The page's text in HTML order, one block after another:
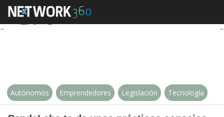
PandaLabs te da unos prácticos
Autónomos Emprendedores Legislación Tecnología